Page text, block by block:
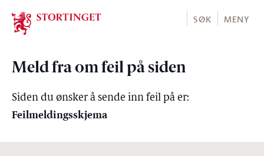
Stortinget.no
SØK MENY
Meld fra om feil på siden
Siden du ønsker å sende inn feil på er:
Feilmeldingsskjema